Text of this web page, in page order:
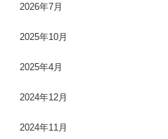
2026年7月
2025年10月
2025年4月
2024年12月
2024年11月